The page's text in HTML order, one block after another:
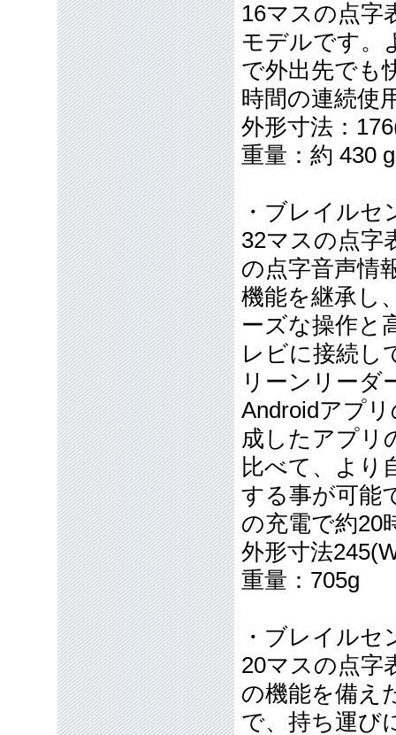
16マスの点字
モデルです。
で外出先でも
時間の連続使
外形寸法：
重量：約 430 g
・ブレイル
32マスの点字
の点字音声情
機能を継承し
ーズな操作と
レビに接続し
リーンリーダ
Androidアプ
成したアプリ
比べて、より
する事が可能
の充電で約20
外形寸法
重量：705g
・ブレイル
20マスの点字
の機能を備え
で、持ち運び